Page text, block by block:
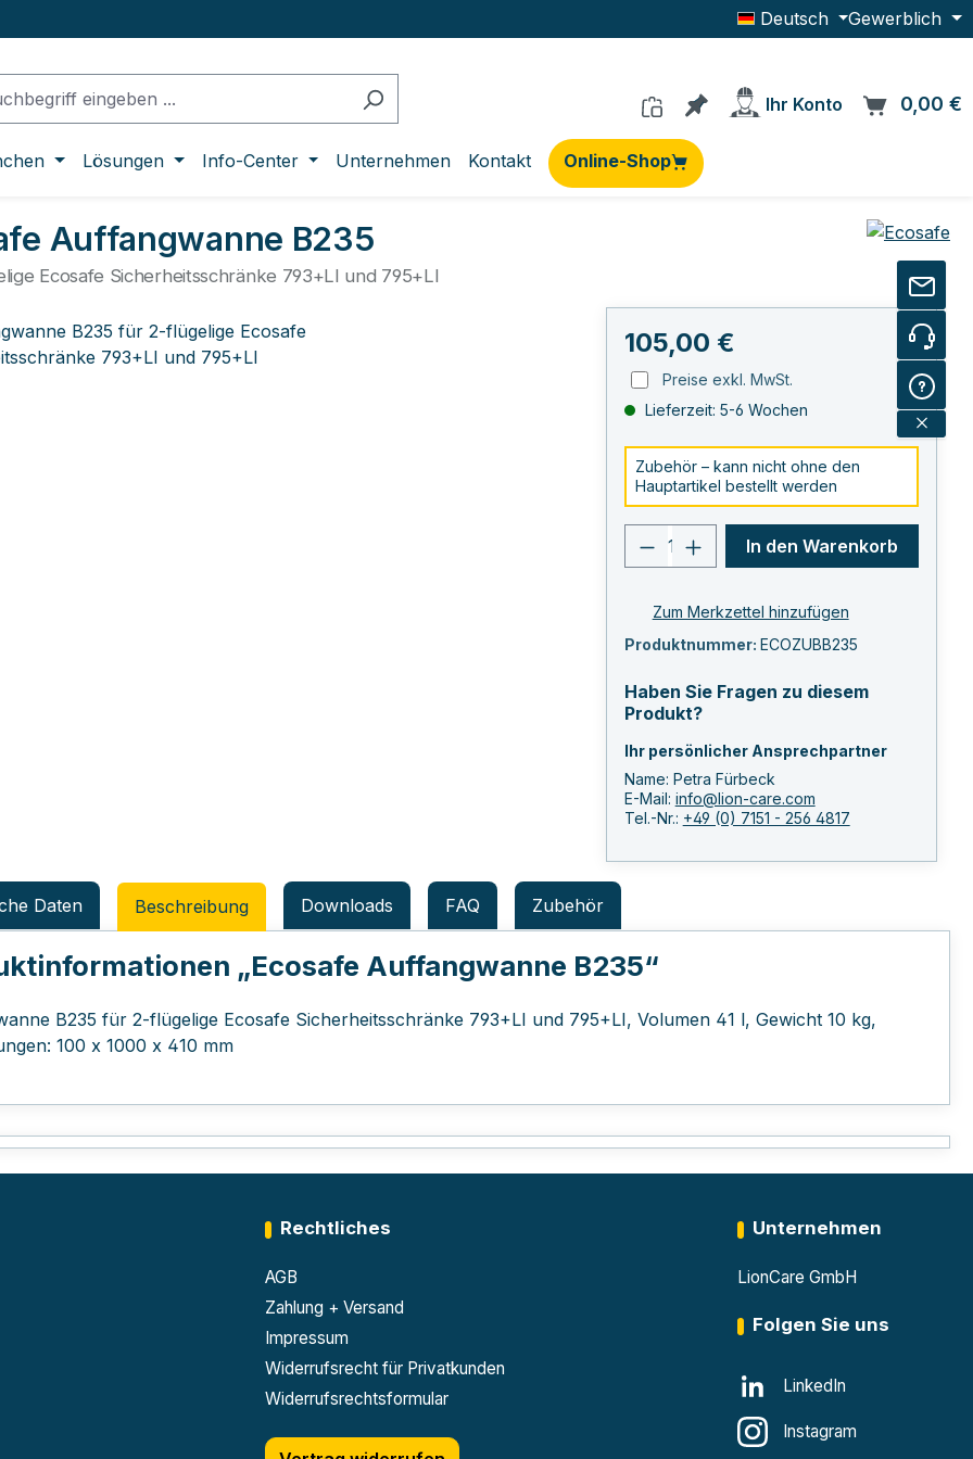
Deutsch Gewerblich
Du hast 0 Produkte auf dem
Ihr Konto 0,00 €
Lösungen Info-Center Unternehmen Kontakt Online-Shop
Auffangwanne B235
Ecosafe Sicherheitsschränke 793+LI und 795+LI
überspringen Regulärer Preis:
105,00 €
Preise exkl. MwSt.
Lieferzeit: 5-6 Wochen
Zubehör – kann nicht ohne den
Hauptartikel bestellt werden
Produkt Anzahl: Gib den
In den Warenkorb
Zum Merkzettel hinzufügen
Produktnummer: ECOZUBB235
Haben Sie Fragen zu diesem
Produkt?
Ihr persönlicher Ansprechpartner
Name: Petra Fürbeck
E-Mail: info@lion-care.com
Tel.-Nr.: +49 (0) 7151 - 256 4817
Daten Beschreibung Downloads FAQ Zubehör
„Ecosafe Auffangwanne B235“
B235 für 2-flügelige Ecosafe Sicherheitsschränke 793+LI und 795+LI, Volumen 41 l, Gewicht 10 kg,
100 x 1000 x 410 mm
Rechtliches
AGB
Zahlung + Versand
Impressum
Widerrufsrecht für Privatkunden
Widerrufsrechtsformular
Unternehmen
LionCare GmbH
Folgen Sie uns
LinkedIn
Instagram